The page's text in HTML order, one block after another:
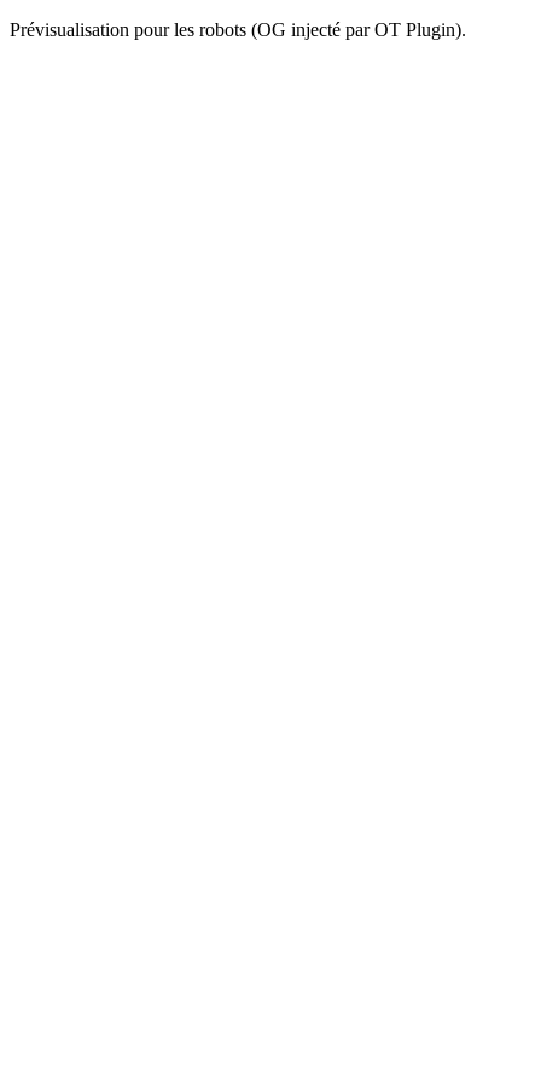
Prévisualisation pour les robots (OG injecté par OT Plugin).